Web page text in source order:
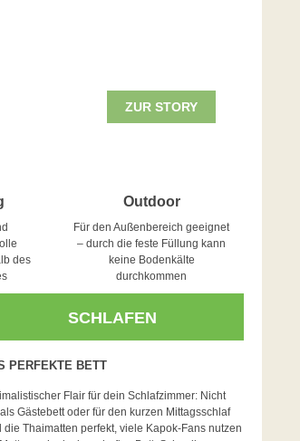
ZUR STORY
des
Outdoor
Für den Außenbereich geeignet
– durch die feste Füllung kann
keine Bodenkälte
durchkommen
SCHLAFEN
PERFEKTE BETT
Flair für dein Schlafzimmer: Nicht
Gästebett oder für den kurzen Mittagsschlaf
die Thaimatten perfekt, viele Kapok-Fans nutzen